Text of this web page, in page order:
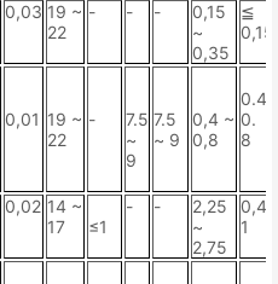
0,03 19 ~
22
- - -
0,15
~
0,35
≦
0,15
0,01 19 ~
22
-
7.5
~
9
7.5
~ 9
0,4 ~
0,8
0.4
0.
8
0,02 14 ~
17
≤1
- -
2,25
~
2,75
0,4
1